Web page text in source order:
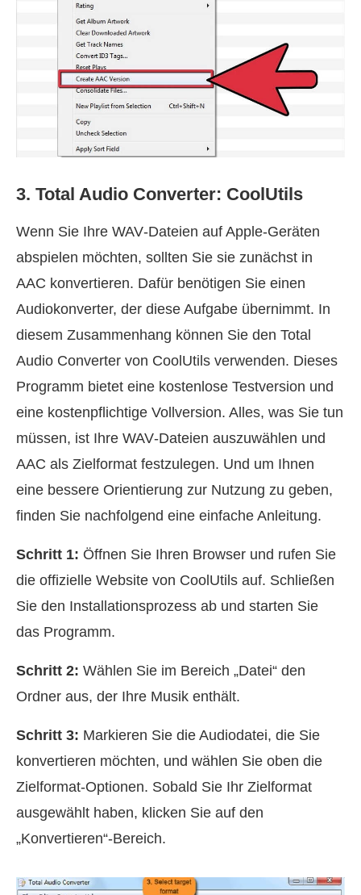
3. Total Audio Converter: CoolUtils
Wenn Sie Ihre WAV‑Dateien auf Apple‑Geräten
abspielen möchten, sollten Sie sie zunächst in
AAC konvertieren. Dafür benötigen Sie einen
Audiokonverter, der diese Aufgabe übernimmt. In
diesem Zusammenhang können Sie den Total
Audio Converter von CoolUtils verwenden. Dieses
Programm bietet eine kostenlose Testversion und
eine kostenpflichtige Vollversion. Alles, was Sie tun
müssen, ist Ihre WAV‑Dateien auszuwählen und
AAC als Zielformat festzulegen. Und um Ihnen
eine bessere Orientierung zur Nutzung zu geben,
finden Sie nachfolgend eine einfache Anleitung.
Schritt 1: Öffnen Sie Ihren Browser und rufen Sie
die offizielle Website von CoolUtils auf. Schließen
Sie den Installationsprozess ab und starten Sie
das Programm.
Schritt 2: Wählen Sie im Bereich „Datei“ den
Ordner aus, der Ihre Musik enthält.
Schritt 3: Markieren Sie die Audiodatei, die Sie
konvertieren möchten, und wählen Sie oben die
Zielformat‑Optionen. Sobald Sie Ihr Zielformat
ausgewählt haben, klicken Sie auf den
„Konvertieren“-Bereich.